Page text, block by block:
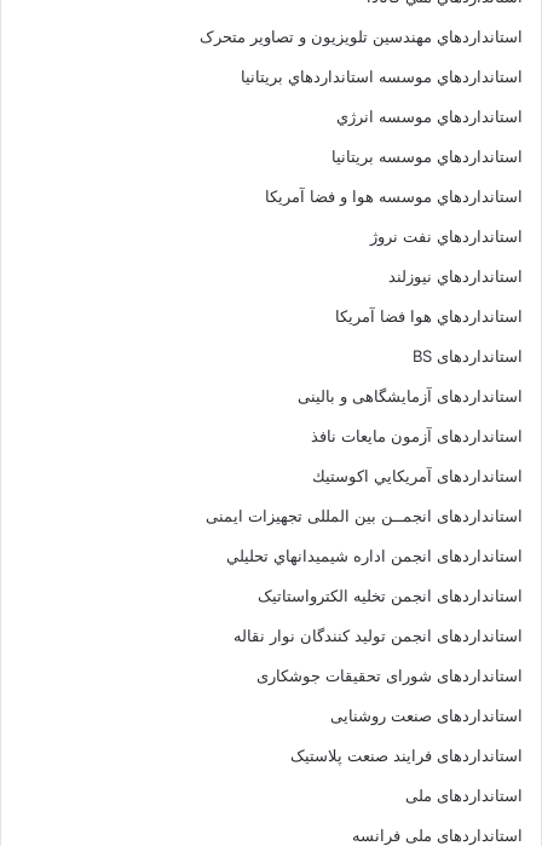
استانداردهاي مهندسين تلويزيون و تصاوير متحرک
استانداردهاي موسسه استانداردهاي بريتانيا
استانداردهاي موسسه انرژي
استانداردهاي موسسه بريتانيا
استانداردهاي موسسه هوا و فضا آمريکا
استانداردهاي نفت نروژ
استانداردهاي نيوزلند
استانداردهاي هوا فضا آمريکا
استانداردهای BS
استانداردهای آزمایشگاهی و بالینی
استانداردهای آزمون مایعات نافذ
استانداردهای آمريكايي اكوستيك
استانداردهای انجمــن بين المللى تجهيزات ايمنى
استانداردهای انجمن اداره شيميدانهاي تحليلي
استانداردهای انجمن تخليه الکترواستاتيک
استانداردهای انجمن توليد کنندگان نوار نقاله
استانداردهای شورای تحقیقات جوشکاری
استانداردهای صنعت روشنایی
استانداردهای فرايند صنعت پلاستيک
استانداردهای ملی
استانداردهای ملی فرانسه